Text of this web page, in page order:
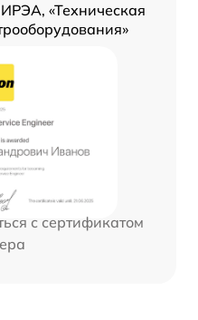
«Техническая
с сертификатом